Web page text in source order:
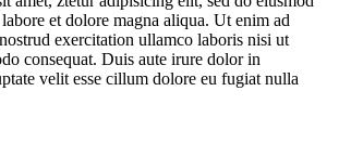
et dolore magna aliqua. Ut enim ad
exercitation ullamco laboris nisi ut
consequat. Duis aute irure dolor in
velit esse cillum dolore eu fugiat nulla